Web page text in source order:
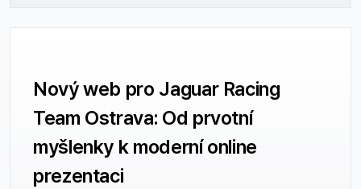
rozhodnout o tom, zda váš webový projekt uspěje.
zážitku.
Nový web pro Jaguar Racing
Team Ostrava: Od prvotní
myšlenky k moderní online
prezentaci